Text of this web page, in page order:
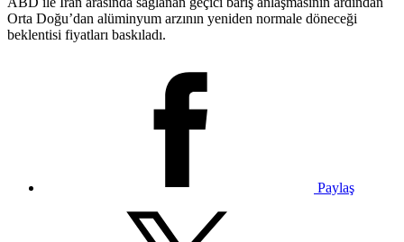
Orta Doğu’dan alüminyum arzının yeniden normale döneceği
beklentisi fiyatları baskıladı.
Paylaş